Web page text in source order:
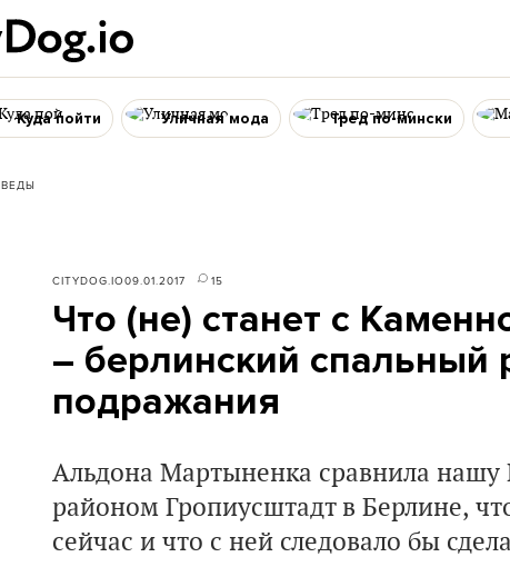
Куда пойти Уличная мода Тред по-мински
ВЕДЫ
CITYDOG.IO09.01.2017 15
Что (не) станет с
– берлинский спальный
подражания
Альдона Мартыненка сравнила
районом Гропиусштадт в Берлине,
сейчас и что с ней следовало бы